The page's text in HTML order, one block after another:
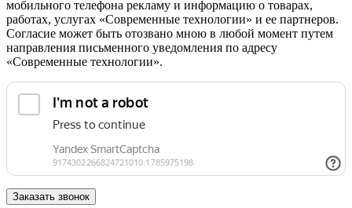
мобильного телефона рекламу и информацию о товарах,
работах, услугах «Современные технологии» и ее партнеров.
Согласие может быть отозвано мною в любой момент путем
направления письменного уведомления по адресу
«Современные технологии».